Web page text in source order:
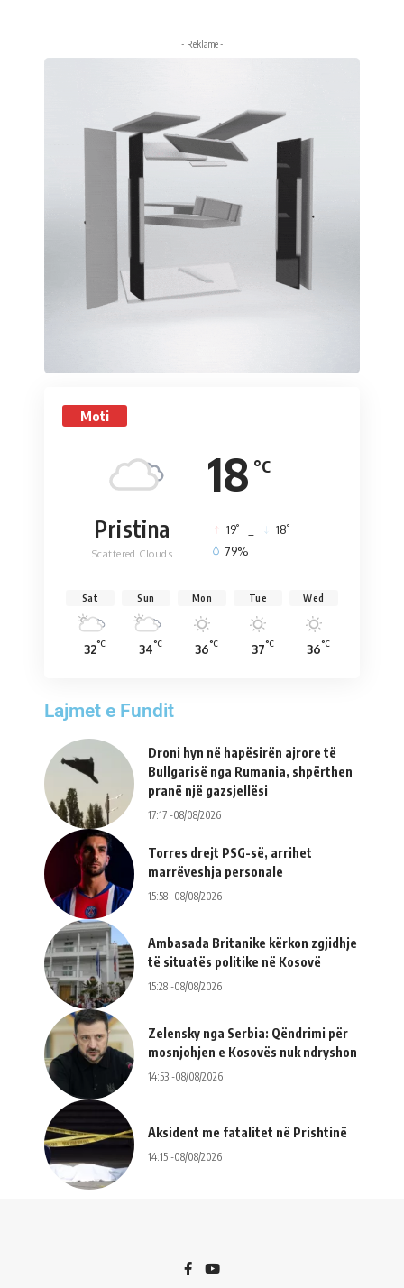
- Reklamë -
Moti
18 °C
Pristina
Scattered Clouds
19° 18°
79%
Sat
32°C
Sun
34°C
Mon
36°C
Tue
37°C
Wed
36°C
Lajmet e Fundit
Droni hyn në hapësirën ajrore të
Bullgarisë nga Rumania, shpërthen
pranë një gazsjellësi
17:17 -08/08/2026
Torres drejt PSG-së, arrihet
marrëveshja personale
15:58 -08/08/2026
Ambasada Britanike kërkon zgjidhje
të situatës politike në Kosovë
15:28 -08/08/2026
Zelensky nga Serbia: Qëndrimi për
mosnjohjen e Kosovës nuk ndryshon
14:53 -08/08/2026
Aksident me fatalitet në Prishtinë
14:15 -08/08/2026